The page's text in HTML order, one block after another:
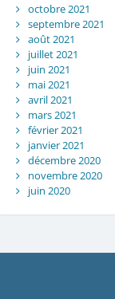
octobre 2021
septembre 2021
août 2021
juillet 2021
juin 2021
mai 2021
avril 2021
mars 2021
février 2021
janvier 2021
décembre 2020
novembre 2020
juin 2020